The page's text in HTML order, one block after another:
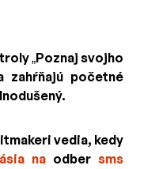
„Poznaj svojho
zahŕňajú početné
vedia, kedy
na odbersms